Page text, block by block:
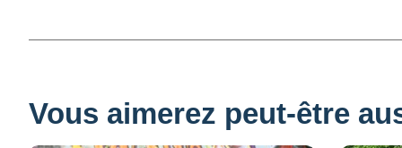
Vous aimerez peut-être